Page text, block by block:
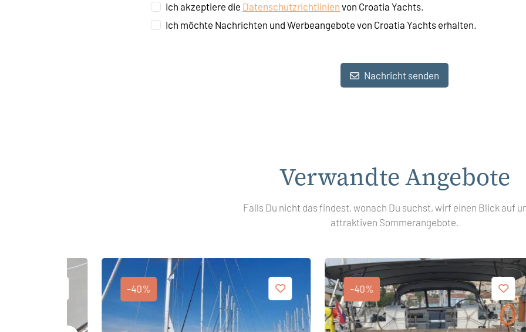
Ich akzeptiere die Datenschutzrichtlinien von Croatia Yachts.
Ich möchte Nachrichten und Werbeangebote von Croatia Yachts erhalten.
Nachricht senden
Verwandte Angebote
Falls Du nicht das findest, wonach Du suchst, wirf einen Blick auf
attraktiven Sommerangebote.
-40% -40%